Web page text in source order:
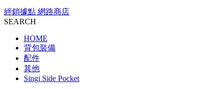
經銷據點 網路商店
SEARCH
HOME
背包裝備
配件
其他
Singi Side Pocket